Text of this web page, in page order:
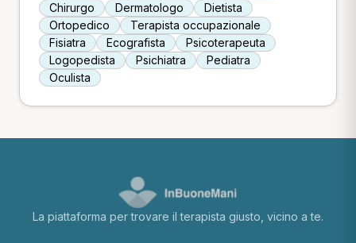
Chirurgo
Dermatologo
Dietista
Ortopedico
Terapista occupazionale
Fisiatra
Ecografista
Psicoterapeuta
Logopedista
Psichiatra
Pediatra
Oculista
La piattaforma per trovare il terapista giusto, vicino a te.